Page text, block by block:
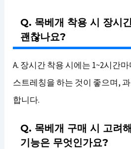
Q. 목베개 착용 시 장시
괜찮나요?
A. 장시간 착용 시에는 1~2시간
스트레칭을 하는 것이 좋으며,
합니다.
Q. 목베개 구매 시 고려
기능은 무엇인가요?